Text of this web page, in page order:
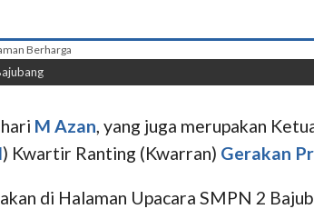
M Azan , yang juga merupakan
) Kwartir Ranting (Kwarran) Gerakan
di Halaman Upacara SMPN 2